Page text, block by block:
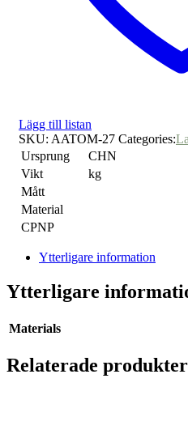
Lägg till listan
SKU: AATOM-27 Categories:
Ursprung
CHN
Vikt
kg
Mått
Material
CPNP
Ytterligare information
Ytterligare
Materials
Relaterade produkter